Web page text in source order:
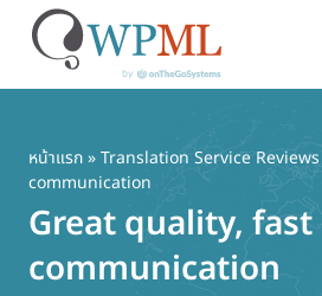
เนื้อหา
หลัก
หน้าแรก»Translation Service Reviews
communication
Great quality, fast
communication